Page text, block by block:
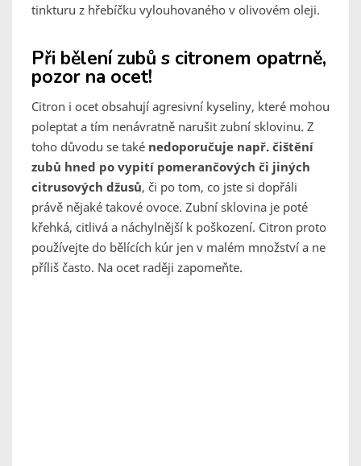
tinkturu z hřebíčku vylouhovaného v olivovém oleji.
Při bělení zubů s citronem opatrně,
pozor na ocet!
Citron i ocet obsahují agresivní kyseliny, které mohou
poleptat a tím nenávratně narušit zubní sklovinu. Z
toho důvodu se také nedoporučuje např. čištění
zubů hned po vypití pomerančových či jiných
citrusových džusů, či po tom, co jste si dopřáli
právě nějaké takové ovoce. Zubní sklovina je poté
křehká, citlivá a náchylnější k poškození. Citron proto
používejte do bělících kúr jen v malém množství a ne
příliš často. Na ocet raději zapomeňte.